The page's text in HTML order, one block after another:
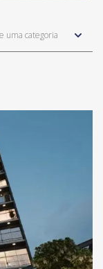
uma categoria